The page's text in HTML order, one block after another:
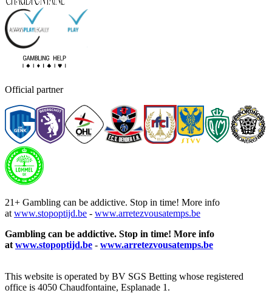
Official partner
21+ Gambling can be addictive. Stop in time! More info
at www.stopoptijd.be - www.arretezvousatemps.be
Gambling can be addictive. Stop in time! More info
at www.stopoptijd.be - www.arretezvousatemps.be
This website is operated by BV SGS Betting whose registered
office is 4050 Chaudfontaine, Esplanade 1.